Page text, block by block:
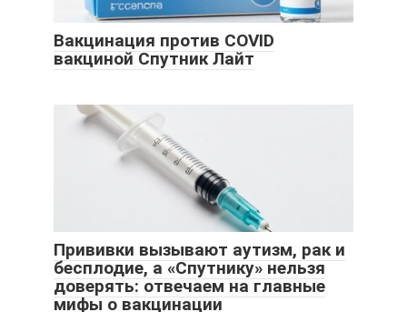
Вакцинация против COVID
вакциной Спутник Лайт
Прививки вызывают аутизм, рак и
бесплодие, а «Спутнику» нельзя
доверять: отвечаем на главные
мифы о вакцинации